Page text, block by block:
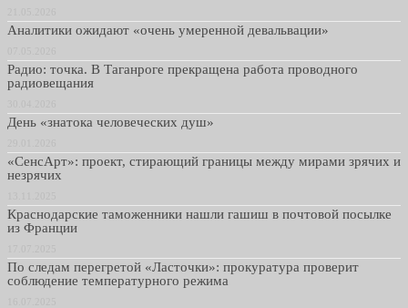
Аналитики ожидают «очень умеренной девальвации»
Радио: точка. В Таганроге прекращена работа проводного
радиовещания
День «знатока человеческих душ»
«СенсАрт»: проект, стирающий границы между мирами зрячих и
незрячих
Краснодарские таможенники нашли гашиш в почтовой посылке
из Франции
По следам перегретой «Ласточки»: прокуратура проверит
соблюдение температурного режима